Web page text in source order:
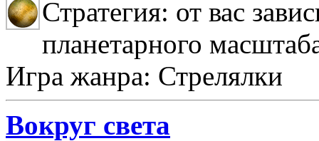
Стратегия: от вас
планетарного
Игра жанра: Стрелялки
Вокруг света